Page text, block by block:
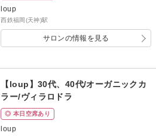
loup
西鉄福岡(天神)駅
サロンの情報を見る
【loup】30代、40代/オーガニックカ
ラー/ヴィラロドラ
◎ 本日空席あり
loup